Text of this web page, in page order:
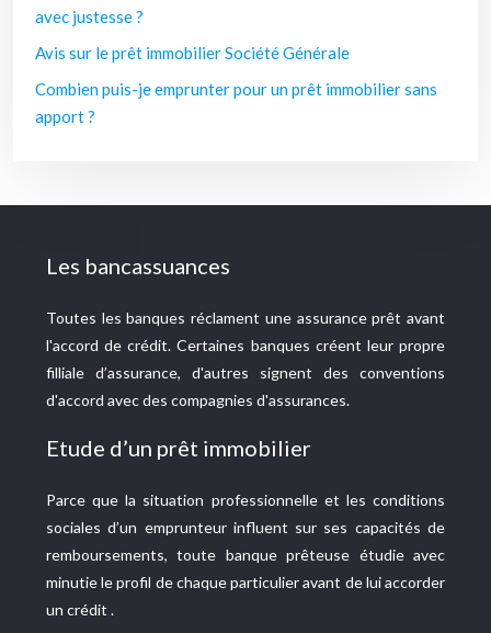
avec justesse ?
Avis sur le prêt immobilier Société Générale
Combien puis-je emprunter pour un prêt immobilier sans
apport ?
Les bancassuances
Toutes les banques réclament une assurance prêt avant
l'accord de crédit. Certaines banques créent leur propre
filliale d’assurance, d'autres signent des conventions
d'accord avec des compagnies d'assurances.
Etude d’un prêt immobilier
Parce que la situation professionnelle et les conditions
sociales d’un emprunteur influent sur ses capacités de
remboursements, toute banque prêteuse étudie avec
minutie le profil de chaque particulier avant de lui accorder
un crédit .